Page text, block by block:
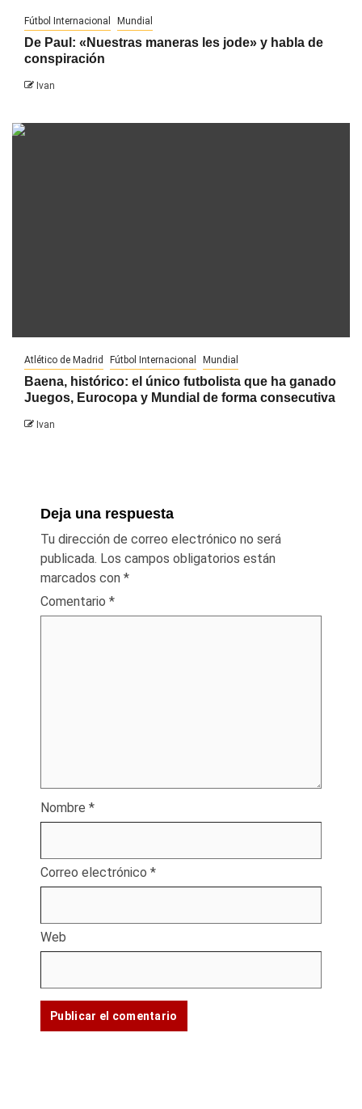
Fútbol Internacional Mundial
De Paul: «Nuestras maneras les jode» y habla de
conspiración
Ivan
Atlético de Madrid Fútbol Internacional Mundial
Baena, histórico: el único futbolista que ha ganado
Juegos, Eurocopa y Mundial de forma consecutiva
Ivan
Deja una respuesta
Tu dirección de correo electrónico no será
publicada. Los campos obligatorios están
marcados con *
Comentario *
Nombre *
Correo electrónico *
Web